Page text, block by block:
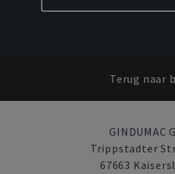
Terug naar
GINDUMAC
Trippstadter
67663